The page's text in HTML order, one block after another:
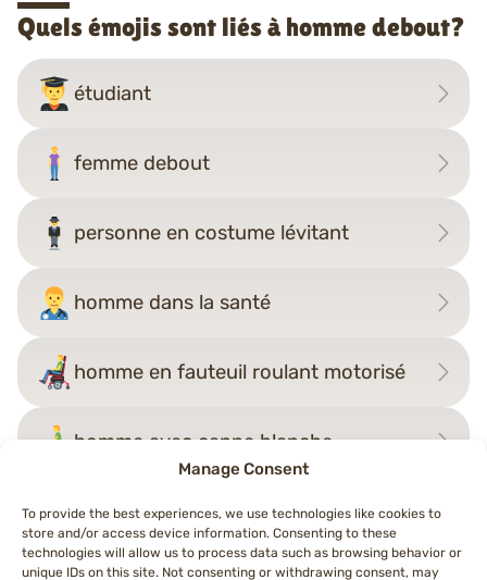
Manage Consent
To provide the best experiences, we use technologies like cookies to
store and/or access device information. Consenting to these
technologies will allow us to process data such as browsing behavior or
unique IDs on this site. Not consenting or withdrawing consent, may
Quels émojis sont liés à homme debout?
étudiant
femme debout
personne en costume lévitant
homme dans la santé
homme en fauteuil roulant motorisé
homme avec canne blanche
Navigation
←femme deboutpersonne debout→